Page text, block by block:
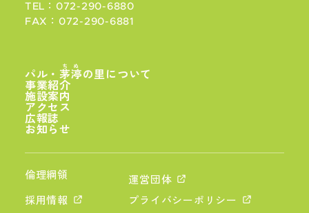
TEL：072-290-6880
FAX：072-290-6881
パル・茅渟
ちぬ
の里について
事業紹介
施設案内
アクセス
広報誌
お知らせ
倫理綱領
運営団体
採用情報
プライバシーポリシー